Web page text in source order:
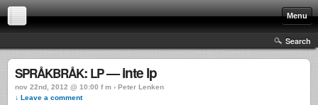
Menu
Search
SPRÅKBRÅK: LP— inte lp
nov 22nd, 2012 @ 10:00 f m › Peter Lenken
↓ Leave a comment